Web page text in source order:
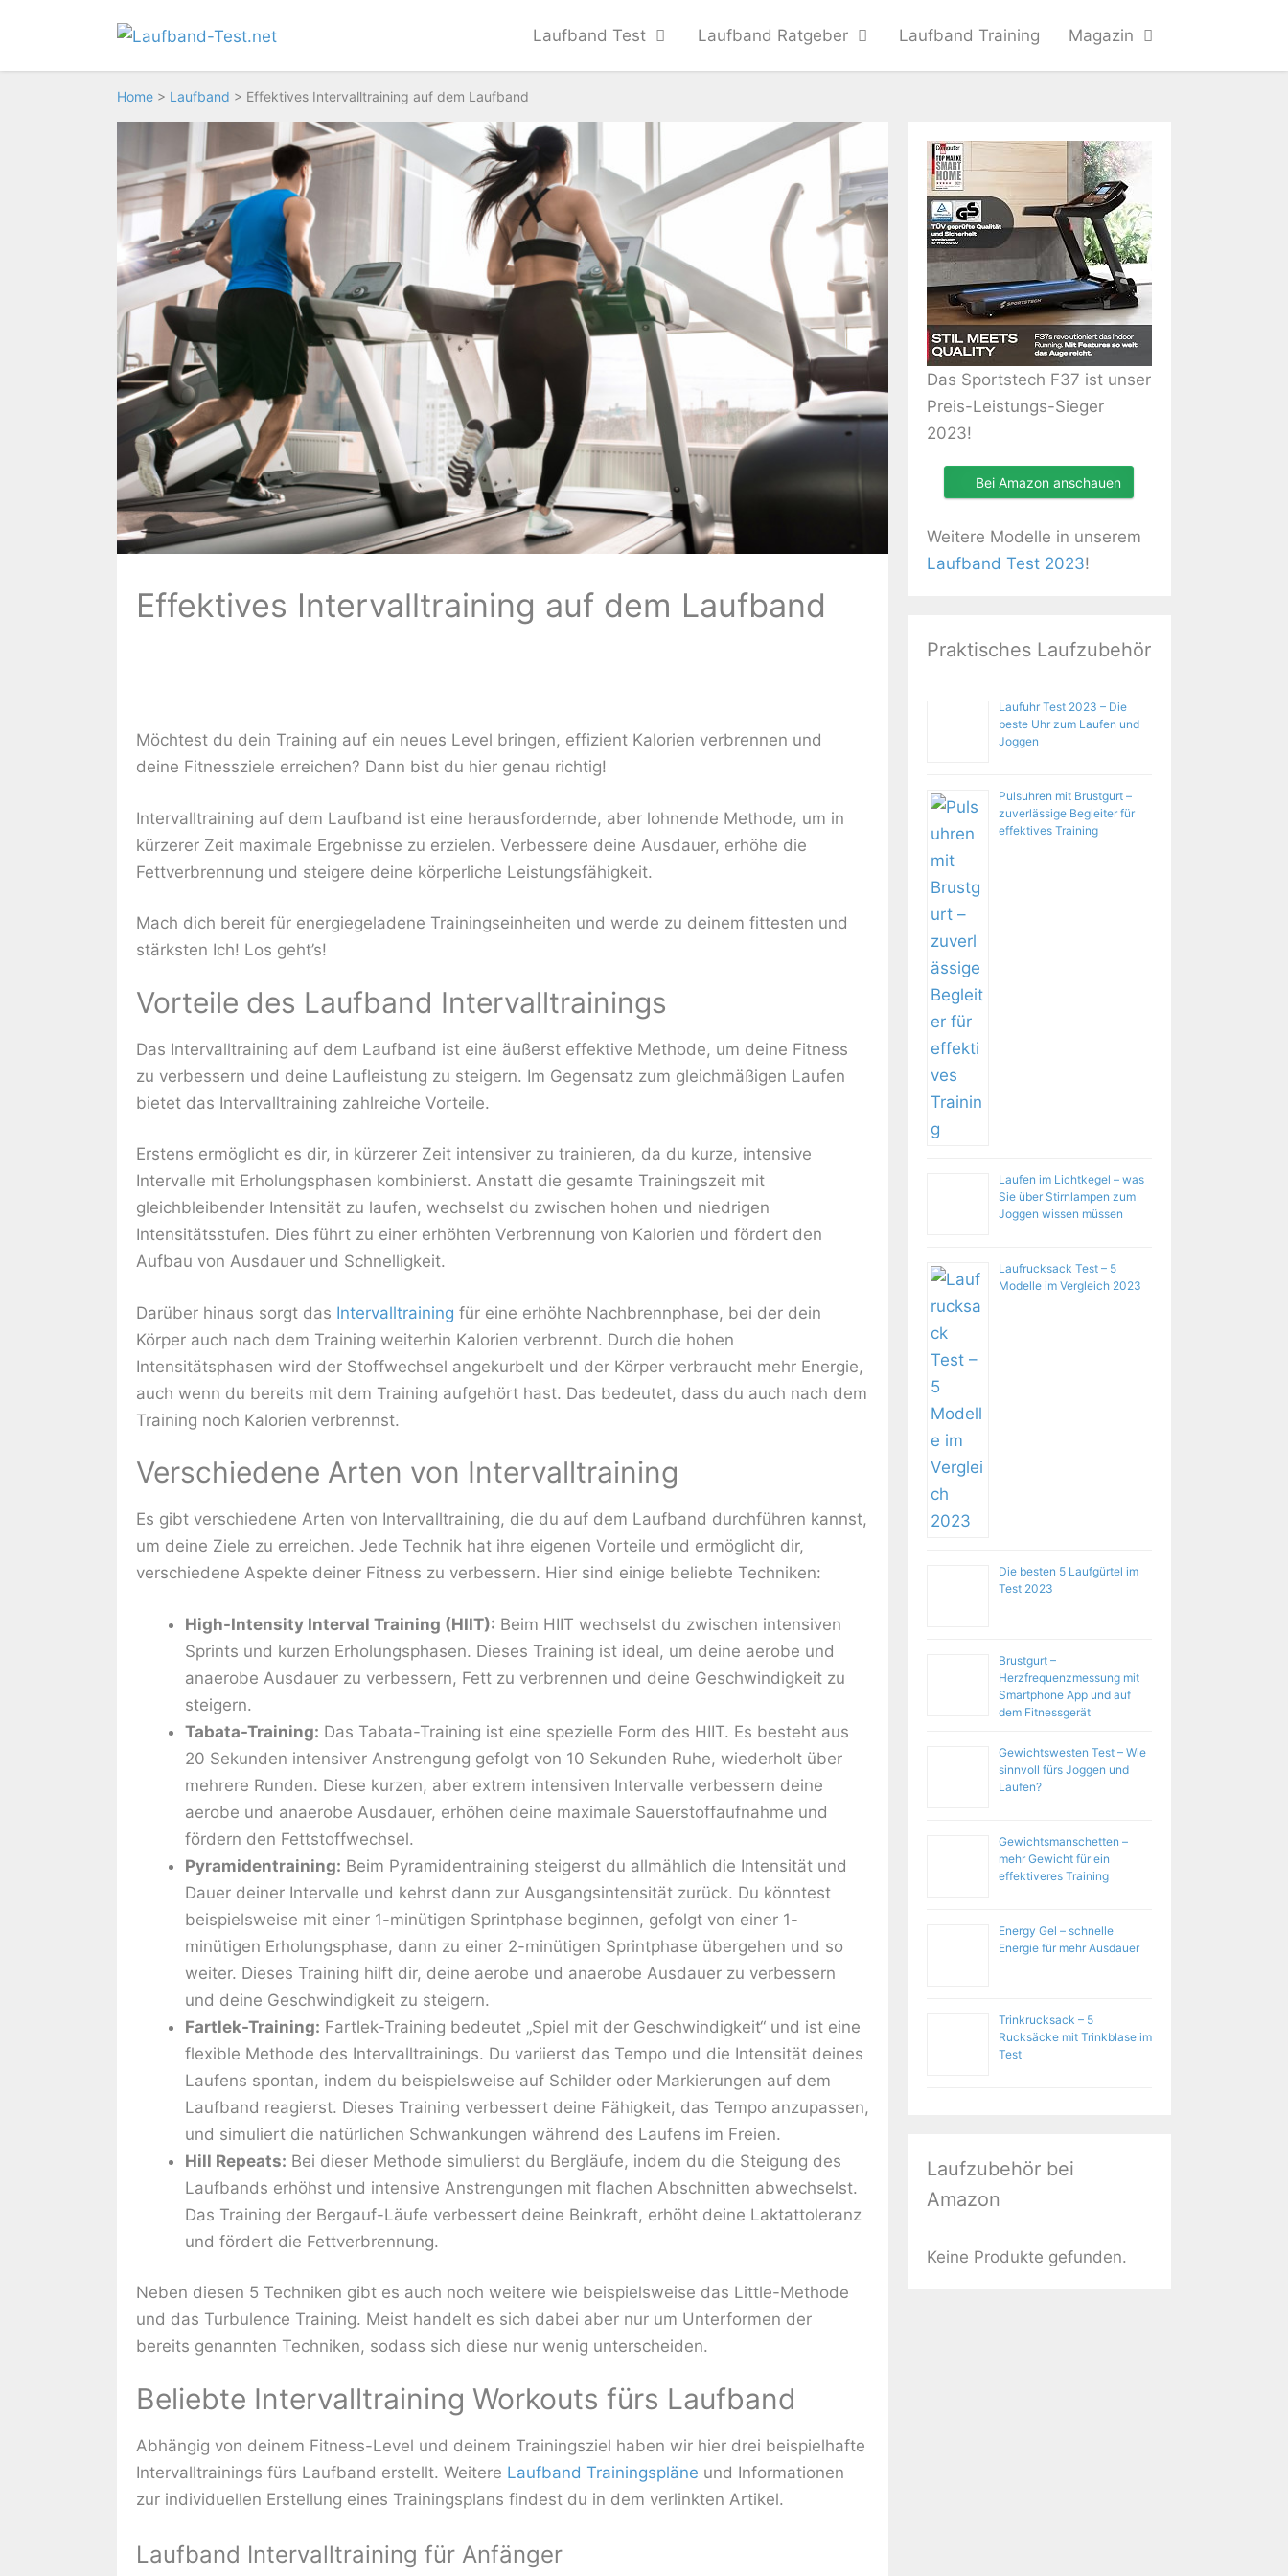
springen
Laufband Test Laufband Ratgeber Laufband Training Magazin
Home > Laufband > Effektives Intervalltraining auf dem Laufband
Effektives Intervalltraining auf dem Laufband
Möchtest du dein Training auf ein neues Level bringen, effizient Kalorien verbrennen und
deine Fitnessziele erreichen? Dann bist du hier genau richtig!
Intervalltraining auf dem Laufband ist eine herausfordernde, aber lohnende Methode, um in
kürzerer Zeit maximale Ergebnisse zu erzielen. Verbessere deine Ausdauer, erhöhe die
Fettverbrennung und steigere deine körperliche Leistungsfähigkeit.
Mach dich bereit für energiegeladene Trainingseinheiten und werde zu deinem fittesten und
stärksten Ich! Los geht’s!
Vorteile des Laufband Intervalltrainings
Das Intervalltraining auf dem Laufband ist eine äußerst effektive Methode, um deine Fitness
zu verbessern und deine Laufleistung zu steigern. Im Gegensatz zum gleichmäßigen Laufen
bietet das Intervalltraining zahlreiche Vorteile.
Erstens ermöglicht es dir, in kürzerer Zeit intensiver zu trainieren, da du kurze, intensive
Intervalle mit Erholungsphasen kombinierst. Anstatt die gesamte Trainingszeit mit
gleichbleibender Intensität zu laufen, wechselst du zwischen hohen und niedrigen
Intensitätsstufen. Dies führt zu einer erhöhten Verbrennung von Kalorien und fördert den
Aufbau von Ausdauer und Schnelligkeit.
Darüber hinaus sorgt das Intervalltraining für eine erhöhte Nachbrennphase, bei der dein
Körper auch nach dem Training weiterhin Kalorien verbrennt. Durch die hohen
Intensitätsphasen wird der Stoffwechsel angekurbelt und der Körper verbraucht mehr Energie,
auch wenn du bereits mit dem Training aufgehört hast. Das bedeutet, dass du auch nach dem
Training noch Kalorien verbrennst.
Verschiedene Arten von Intervalltraining
Es gibt verschiedene Arten von Intervalltraining, die du auf dem Laufband durchführen kannst,
um deine Ziele zu erreichen. Jede Technik hat ihre eigenen Vorteile und ermöglicht dir,
verschiedene Aspekte deiner Fitness zu verbessern. Hier sind einige beliebte Techniken:
High-Intensity Interval Training (HIIT): Beim HIIT wechselst du zwischen intensiven
Sprints und kurzen Erholungsphasen. Dieses Training ist ideal, um deine aerobe und
anaerobe Ausdauer zu verbessern, Fett zu verbrennen und deine Geschwindigkeit zu
steigern.
Tabata-Training: Das Tabata-Training ist eine spezielle Form des HIIT. Es besteht aus
20 Sekunden intensiver Anstrengung gefolgt von 10 Sekunden Ruhe, wiederholt über
mehrere Runden. Diese kurzen, aber extrem intensiven Intervalle verbessern deine
aerobe und anaerobe Ausdauer, erhöhen deine maximale Sauerstoffaufnahme und
fördern den Fettstoffwechsel.
Pyramidentraining: Beim Pyramidentraining steigerst du allmählich die Intensität und
Dauer deiner Intervalle und kehrst dann zur Ausgangsintensität zurück. Du könntest
beispielsweise mit einer 1-minütigen Sprintphase beginnen, gefolgt von einer 1-
minütigen Erholungsphase, dann zu einer 2-minütigen Sprintphase übergehen und so
weiter. Dieses Training hilft dir, deine aerobe und anaerobe Ausdauer zu verbessern
und deine Geschwindigkeit zu steigern.
Fartlek-Training: Fartlek-Training bedeutet „Spiel mit der Geschwindigkeit“ und ist eine
flexible Methode des Intervalltrainings. Du variierst das Tempo und die Intensität deines
Laufens spontan, indem du beispielsweise auf Schilder oder Markierungen auf dem
Laufband reagierst. Dieses Training verbessert deine Fähigkeit, das Tempo anzupassen,
und simuliert die natürlichen Schwankungen während des Laufens im Freien.
Hill Repeats: Bei dieser Methode simulierst du Bergläufe, indem du die Steigung des
Laufbands erhöhst und intensive Anstrengungen mit flachen Abschnitten abwechselst.
Das Training der Bergauf-Läufe verbessert deine Beinkraft, erhöht deine Laktattoleranz
und fördert die Fettverbrennung.
Neben diesen 5 Techniken gibt es auch noch weitere wie beispielsweise das Little-Methode
und das Turbulence Training. Meist handelt es sich dabei aber nur um Unterformen der
bereits genannten Techniken, sodass sich diese nur wenig unterscheiden.
Beliebte Intervalltraining Workouts fürs Laufband
Abhängig von deinem Fitness-Level und deinem Trainingsziel haben wir hier drei beispielhafte
Intervalltrainings fürs Laufband erstellt. Weitere Laufband Trainingspläne und Informationen
zur individuellen Erstellung eines Trainingsplans findest du in dem verlinkten Artikel.
Laufband Intervalltraining für Anfänger
Das Sportstech F37 ist unser
Preis-Leistungs-Sieger
2023!
Bei Amazon anschauen
Weitere Modelle in unserem
Laufband Test 2023!
Praktisches Laufzubehör
Laufuhr Test 2023 – Die
beste Uhr zum Laufen und
Joggen
Pulsuhren mit Brustgurt –
zuverlässige Begleiter für
effektives Training
Laufen im Lichtkegel – was
Sie über Stirnlampen zum
Joggen wissen müssen
Laufrucksack Test – 5
Modelle im Vergleich 2023
Die besten 5 Laufgürtel im
Test 2023
Brustgurt –
Herzfrequenzmessung mit
Smartphone App und auf
dem Fitnessgerät
Gewichtswesten Test – Wie
sinnvoll fürs Joggen und
Laufen?
Gewichtsmanschetten –
mehr Gewicht für ein
effektiveres Training
Energy Gel – schnelle
Energie für mehr Ausdauer
Trinkrucksack – 5
Rucksäcke mit Trinkblase im
Test
Laufzubehör bei
Amazon
Keine Produkte gefunden.